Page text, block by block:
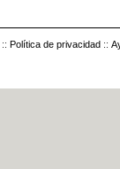
:: Política de privacidad ::